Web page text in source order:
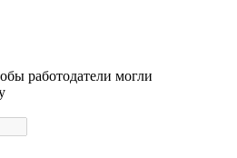
работодатели могли